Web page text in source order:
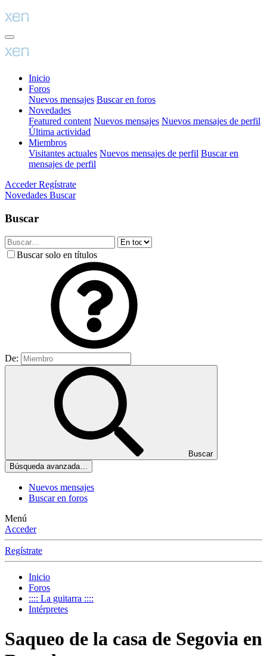
Inicio
Foros
Nuevos mensajes Buscar en foros
Novedades
Featured content Nuevos mensajes Nuevos mensajes de perfil
Última actividad
Miembros
Visitantes actuales Nuevos mensajes de perfil Buscar en
mensajes de perfil
Acceder Regístrate
Novedades Buscar
Buscar
Buscar solo en títulos
De:
Buscar
Búsqueda avanzada…
Nuevos mensajes
Buscar en foros
Menú
Acceder
Regístrate
Inicio
Foros
:::: La guitarra ::::
Intérpretes
Saqueo de la casa de Segovia en